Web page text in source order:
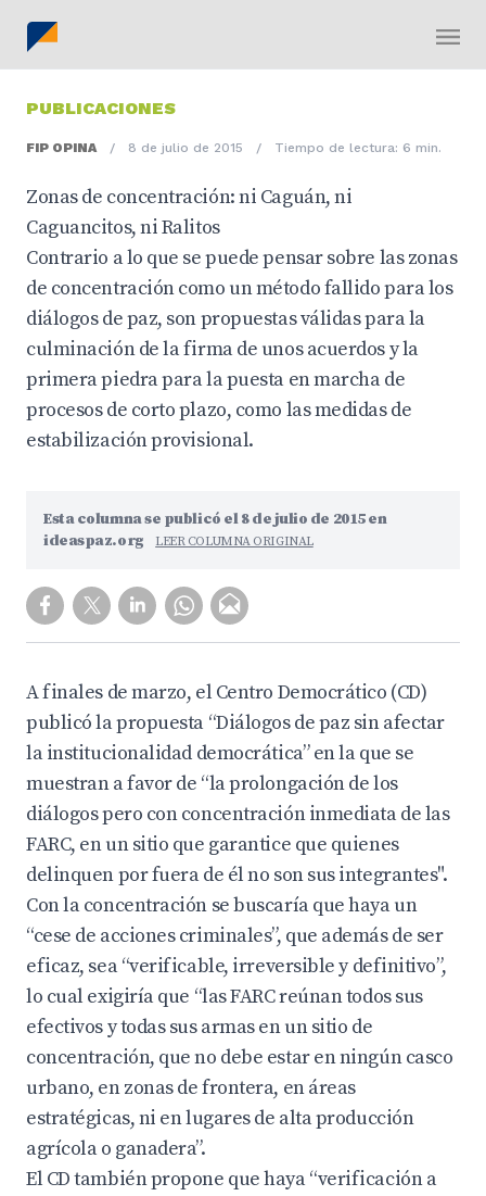
PUBLICACIONES
FIP OPINA / 8 de julio de 2015 / Tiempo de lectura: 6 min.
Zonas de concentración: ni Caguán, ni
Caguancitos, ni Ralitos
Contrario a lo que se puede pensar sobre las zonas
de concentración como un método fallido para los
diálogos de paz, son propuestas válidas para la
culminación de la firma de unos acuerdos y la
primera piedra para la puesta en marcha de
procesos de corto plazo, como las medidas de
estabilización provisional.
Esta columna se publicó el 8 de julio de 2015 en
ideaspaz.org
LEER COLUMNA ORIGINAL
A finales de marzo, el Centro Democrático (CD)
publicó la propuesta “Diálogos de paz sin afectar
la institucionalidad democrática” en la que se
muestran a favor de “la prolongación de los
diálogos pero con concentración inmediata de las
FARC, en un sitio que garantice que quienes
delinquen por fuera de él no son sus integrantes".
Con la concentración se buscaría que haya un
“cese de acciones criminales”, que además de ser
eficaz, sea “verificable, irreversible y definitivo”,
lo cual exigiría que “las FARC reúnan todos sus
efectivos y todas sus armas en un sitio de
concentración, que no debe estar en ningún casco
urbano, en zonas de frontera, en áreas
estratégicas, ni en lugares de alta producción
agrícola o ganadera”.
El CD también propone que haya “verificación a